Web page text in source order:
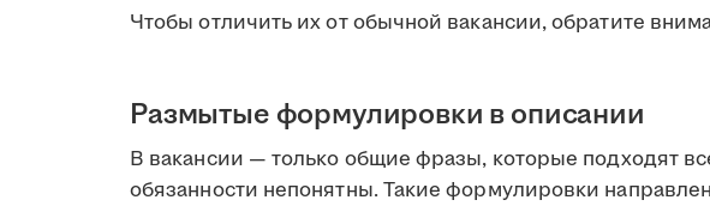
Чтобы отличить их от обычной вакансии, обратите
Размытые формулировки в описании
В вакансии — только общие фразы, которые подходят
обязанности непонятны. Такие формулировки